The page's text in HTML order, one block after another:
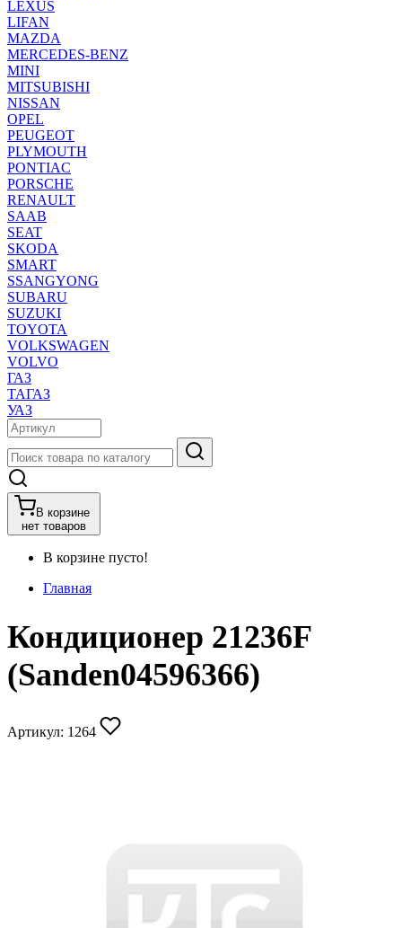
LEXUS
LIFAN
MAZDA
MERCEDES-BENZ
MINI
MITSUBISHI
NISSAN
OPEL
PEUGEOT
PLYMOUTH
PONTIAC
PORSCHE
RENAULT
SAAB
SEAT
SKODA
SMART
SSANGYONG
SUBARU
SUZUKI
TOYOTA
VOLKSWAGEN
VOLVO
ГАЗ
ТАГАЗ
УАЗ
В корзине
нет товаров
В корзине пусто!
Главная
Кондиционер 21236F
(Sanden04596366)
Артикул: 1264